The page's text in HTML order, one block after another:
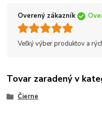
Overený zákazník
Veľký výber produktov a
Tovar zaradený v
Čierne